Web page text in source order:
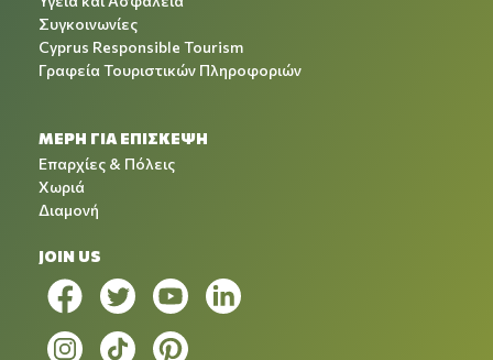
Συγκοινωνίες
Cyprus Responsible Tourism
Γραφεία Τουριστικών Πληροφοριών
ΜΕΡΗ ΓΙΑ ΕΠΙΣΚΕΨΗ
Επαρχίες & Πόλεις
Χωριά
Διαμονή
JOIN US